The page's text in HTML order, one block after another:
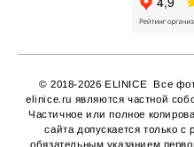
© 2018-2026 ELINICE Все
elinice.ru являются частной
Частичное или полное
сайта допускается только
обязательным указанием